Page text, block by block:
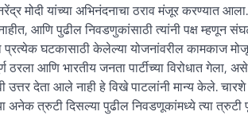
मोदी यांच्या अभिनंदनाचा ठराव मंजूर करण्यात
आणि पुढील निवडणुकांसाठी त्यांनी पक्ष म्हणून
घटकासाठी केलेल्या योजनांवरील कामकाज
ठरला आणि भारतीय जनता पार्टीच्या विरोधात
उत्तर देता आले नाही हे विखे पाटलांनी मान्य केले.
अनेक त्रुटी दिसल्या पुढील निवडणूकांमध्ये त्या